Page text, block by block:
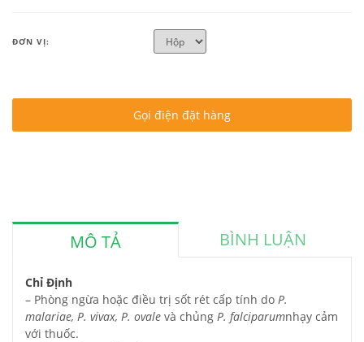
ĐƠN VỊ:
Gọi điện đặt hàng
MÔ TẢ BÌNH LUẬN
Chỉ Định
– Phòng ngừa hoặc điều trị sốt rét cấp tính do P.
malariae, P. vivax, P. ovale và chủng P. falciparumnhạy cảm
với thuốc.